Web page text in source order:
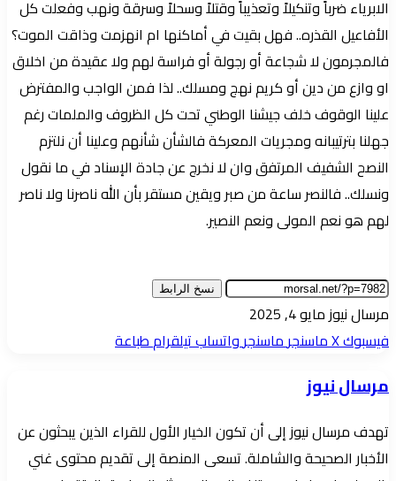
الابرياء ضرباً وتنكيلاً وتعذيباً وقتلاً وسحلاً وسرقة ونهب وفعلت كل
الأفاعيل القذره.. فهل بقيت في أماكنها ام انهزمت وذاقت الموت؟
فالمجرمون لا شجاعة أو رجولة أو فراسة لهم ولا عقيدة من اخلاق
او وازع من دين أو كريم نهج ومسلك.. لذا فمن الواجب والمفترض
علينا الوقوف خلف جيشنا الوطني تحت كل الظروف والملمات رغم
جهلنا بترتيبانه ومجريات المعركة فالشأن شأنهم وعلينا أن نلتزم
النصح الشفيف المرتفق وان لا نخرج عن جادة الإسناد في ما نقول
ونسلك.. فالنصر ساعة من صبر ويقين مستقر بأن الله ناصرنا ولا ناصر
لهم هو نعم المولى ونعم النصير.
نسخ الرابط
مرسال نيوزأرسل
بريدا
مايو 4, 2025
فيسبوك‫Xماسنجرماسنجرواتسابتيلقرامطباعة
مرسال نيوز
تهدف مرسال نيوز إلى أن تكون الخيار الأول للقراء الذين يبحثون عن
الأخبار الصحيحة والشاملة. تسعى المنصة إلى تقديم محتوى غني